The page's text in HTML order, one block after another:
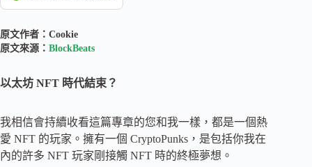
原文作者：Cookie
原文來源： BlockBeats
以太坊 NFT 時代結束？
我相信會持續收看這篇專章的您和我一樣，都是一個熱
愛 NFT 的玩家。擁有一個 CryptoPunks，是包括你我在
內的許多 NFT 玩家剛接觸 NFT 時的終極夢想。